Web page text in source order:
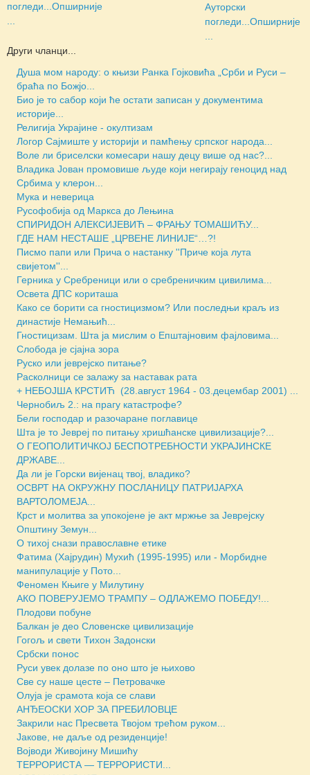
погледи... Опширније
Ауторски
погледи... Опширније
Други чланци...
Душа мом народу: о књизи Ранка Гојковића „Срби и Руси –
браћа по Божјо...
Био је то сабор који ће остати записан у документима
историје...
Религија Украјине - окултизам
Логор Сајмиште у историји и памћењу српског народа...
Воле ли бриселски комесари нашу децу више од нас?...
Владика Јован промовише људе који негирају геноцид над
Србима у клерон...
Мука и неверица
Русофобија од Маркса до Лењина
СПИРИДОН АЛЕКСИЈЕВИЋ – ФРАЊУ ТОМАШИЋУ...
ГДЕ НАМ НЕСТАШЕ „ЦРВЕНЕ ЛИНИЈЕ“…?!
Писмо папи или Прича о настанку ''Приче која лута
свијетом''...
Герника у Сребреници или о сребреничким цивилима...
Освета ДПС кориташа
Како се борити са гностицизмом? Или последњи краљ из
династије Немањић...
Гностицизам. Шта ја мислим о Епштајновим фајловима...
Слобода је сјајна зора
Руско или јеврејско питање?
Расколници се залажу за наставак рата
+ НЕБОЈША КРСТИЋ (28.август 1964 - 03.децембар 2001) ...
Чернобиљ 2.: на прагу катастрофе?
Бели господар и разочаране поглавице
Шта је то Јевреј по питању хришћанске цивилизације?...
О ГЕОПОЛИТИЧКОЈ БЕСПОТРЕБНОСТИ УКРАЈИНСКЕ
ДРЖАВЕ...
Да ли је Горски вијенац твој, владико?
ОСВРТ НА ОКРУЖНУ ПОСЛАНИЦУ ПАТРИЈАРХА
ВАРТОЛОМЕЈА...
Крст и молитва за упокојене је акт мржње за Јеврејску
Општину Земун...
О тихој снази православне етике
Фатима (Хајрудин) Мухић (1995-1995) или - Морбидне
манипулације у Пото...
Феномен Књиге у Милутину
АКО ПОВЕРУЈЕМО ТРАМПУ – ОДЛАЖЕМО ПОБЕДУ!...
Плодови побуне
Балкан је део Словенске цивилизације
Гогољ и свети Тихон Задонски
Србски понос
Руси увек долазе по оно што је њихово
Све су наше цесте – Петровачке
Олуја је срамота која се слави
АНЂЕОСКИ ХОР ЗА ПРЕБИЛОВЦЕ
Закрили нас Пресвета Твојом трећом руком...
Јакове, не даље од резиденције!
Војводи Живојину Мишићу
ТЕРРОРИСТА — ТЕРРОРИСТИ...